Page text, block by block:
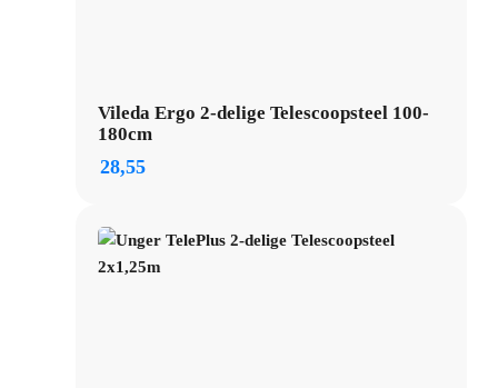
Vileda Ergo 2-delige Telescoopsteel 100-
180cm
28,55